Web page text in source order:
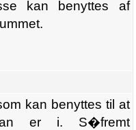
kan benyttes af
kan benyttes til at
er i. S�fremt